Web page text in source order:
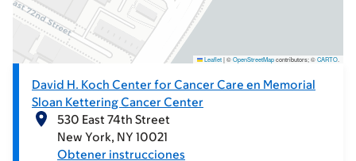
David H. Koch Center for Cancer Care en Memorial
Sloan Kettering Cancer Center
530 East 74th Street
New York NY 10021
Obtener instrucciones
Leaflet|©OpenStreetMapcontributors; ©CARTO.